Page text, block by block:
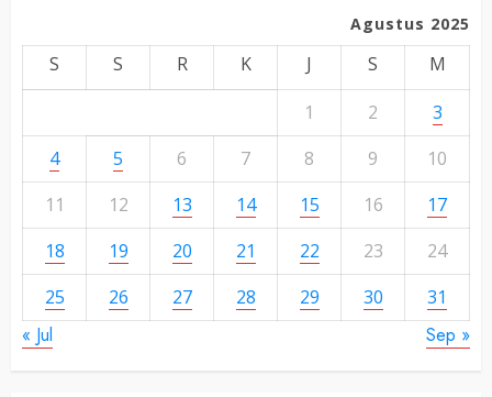
Agustus 2025
S S R K J S
M
1
2
3
4
5 6 7 8 9
10
11
12 13 14 15 16
17
18
19 20 21 22 23
24
25
26 27 28 29 30 31
« Jul Sep »